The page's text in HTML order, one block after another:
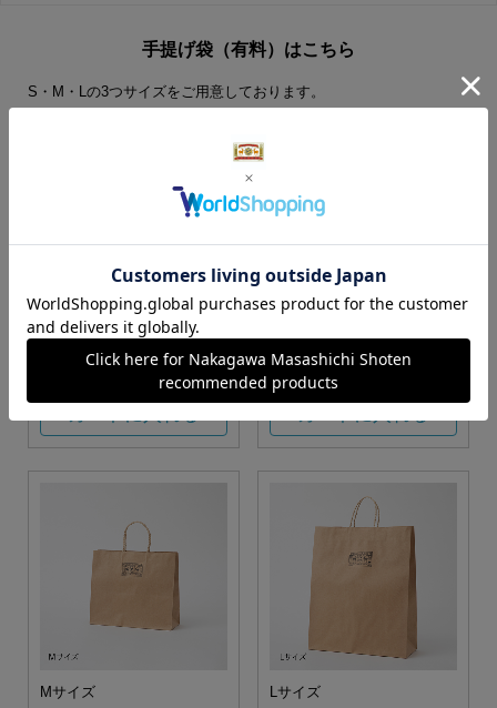
手提げ袋（有料）はこちら
S・M・Lの3つサイズをご用意しております。
S・M・Lサイズより当店に
Sサイズ
Mサイズ Lサイズ